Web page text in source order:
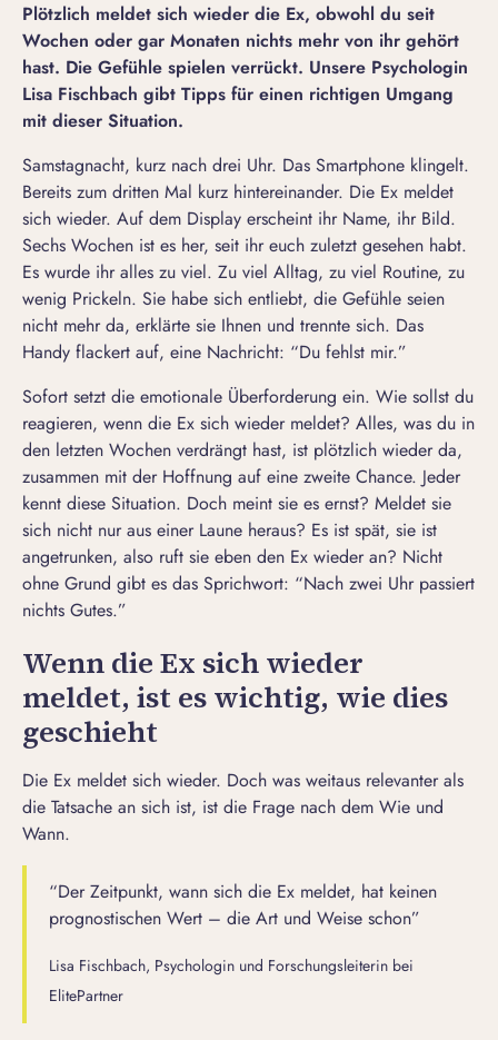
Plötzlich meldet sich wieder die Ex, obwohl du seit
Wochen oder gar Monaten nichts mehr von ihr gehört
hast. Die Gefühle spielen verrückt. Unsere Psychologin
Lisa Fischbach gibt Tipps für einen richtigen Umgang
mit dieser Situation.
Samstagnacht, kurz nach drei Uhr. Das Smartphone klingelt.
Bereits zum dritten Mal kurz hintereinander. Die Ex meldet
sich wieder. Auf dem Display erscheint ihr Name, ihr Bild.
Sechs Wochen ist es her, seit ihr euch zuletzt gesehen habt.
Es wurde ihr alles zu viel. Zu viel Alltag, zu viel Routine, zu
wenig Prickeln. Sie habe sich entliebt, die Gefühle seien
nicht mehr da, erklärte sie Ihnen und trennte sich. Das
Handy flackert auf, eine Nachricht: “Du fehlst mir.”
Sofort setzt die emotionale Überforderung ein. Wie sollst du
reagieren, wenn die Ex sich wieder meldet? Alles, was du in
den letzten Wochen verdrängt hast, ist plötzlich wieder da,
zusammen mit der Hoffnung auf eine zweite Chance. Jeder
kennt diese Situation. Doch meint sie es ernst? Meldet sie
sich nicht nur aus einer Laune heraus? Es ist spät, sie ist
angetrunken, also ruft sie eben den Ex wieder an? Nicht
ohne Grund gibt es das Sprichwort: “Nach zwei Uhr passiert
nichts Gutes.”
Wenn die Ex sich wieder
meldet, ist es wichtig, wie dies
geschieht
Die Ex meldet sich wieder. Doch was weitaus relevanter als
die Tatsache an sich ist, ist die Frage nach dem Wie und
Wann.
“Der Zeitpunkt, wann sich die Ex meldet, hat keinen
prognostischen Wert – die Art und Weise schon”
Lisa Fischbach, Psychologin und Forschungsleiterin bei
ElitePartner